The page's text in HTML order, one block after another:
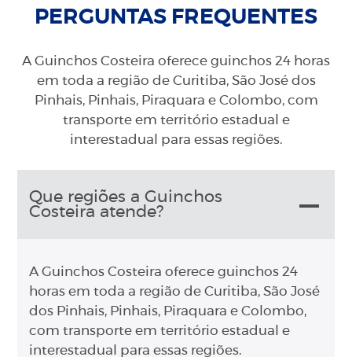
PERGUNTAS FREQUENTES
A Guinchos Costeira oferece guinchos 24 horas
em toda a região de Curitiba, São José dos
Pinhais, Pinhais, Piraquara e Colombo, com
transporte em território estadual e
interestadual para essas regiões.
Que regiões a Guinchos
Costeira atende?
A Guinchos Costeira oferece guinchos 24
horas em toda a região de Curitiba, São José
dos Pinhais, Pinhais, Piraquara e Colombo,
com transporte em território estadual e
interestadual para essas regiões.